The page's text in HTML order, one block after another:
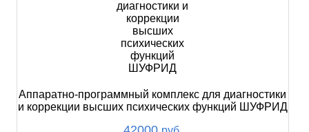
Аппаратно-программный комплекс для диагностики
и коррекции высших психических функций ШУФРИД